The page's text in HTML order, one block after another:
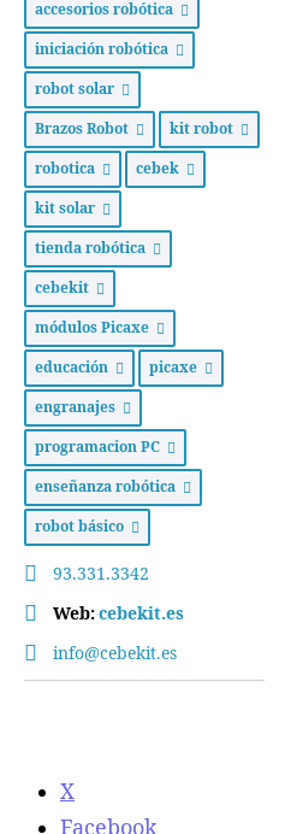
accesorios robótica
iniciación robótica
robot solar
Brazos Robot kit robot
robotica cebek
kit solar
tienda robótica
cebekit
módulos Picaxe
educación picaxe
engranajes
programacion PC
enseñanza robótica
robot básico
93.331.3342
Web:cebekit.es
info@cebekit.es
X